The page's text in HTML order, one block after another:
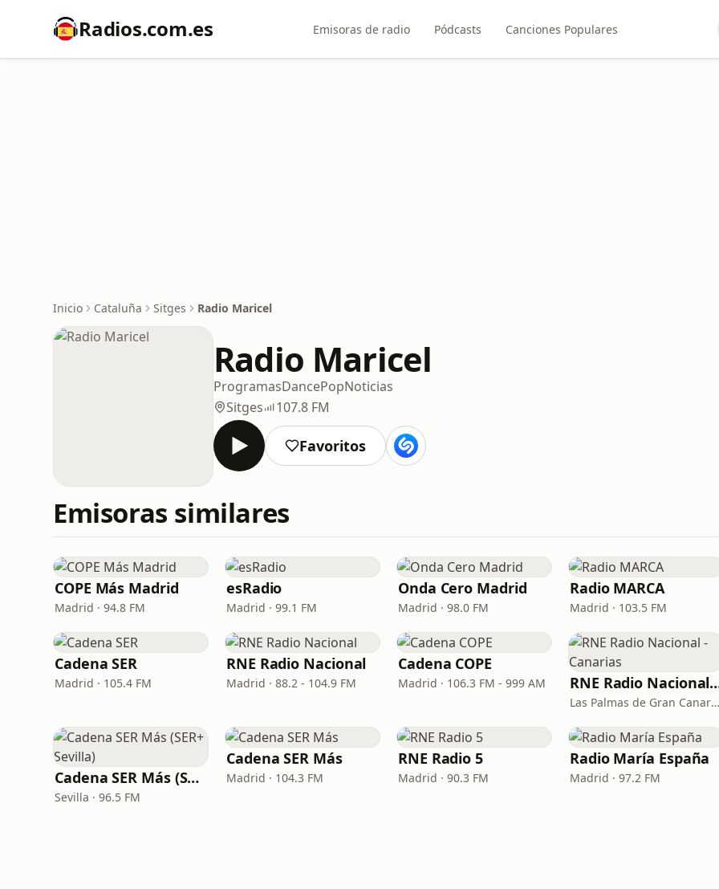
Radios.com.es Emisoras de radio Pódcasts Canciones Populares
Inicio Cataluña Sitges Radio Maricel
Radio Maricel
ProgramasDancePopNoticias
Sitges
107.8 FM
Favoritos
Emisoras similares
COPE Más Madrid
Madrid · 94.8 FM
esRadio
Madrid · 99.1 FM
Onda Cero Madrid
Madrid · 98.0 FM
Radio MARCA
Madrid · 103.5 FM
Cadena SER
Madrid · 105.4 FM
RNE Radio Nacional
Madrid · 88.2 - 104.9 FM
Cadena COPE
Madrid · 106.3 FM - 999 AM RNE Radio
Las Palmas de Gran Canaria · 92.8 FM
Cadena SER Más (SER+ Sevilla)
Sevilla · 96.5 FM
Cadena SER Más
Madrid · 104.3 FM
RNE Radio 5
Madrid · 90.3 FM
Radio María España
Madrid · 97.2 FM